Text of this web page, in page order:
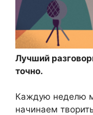
Лучший
точно.
Каждую неделю
начинаем